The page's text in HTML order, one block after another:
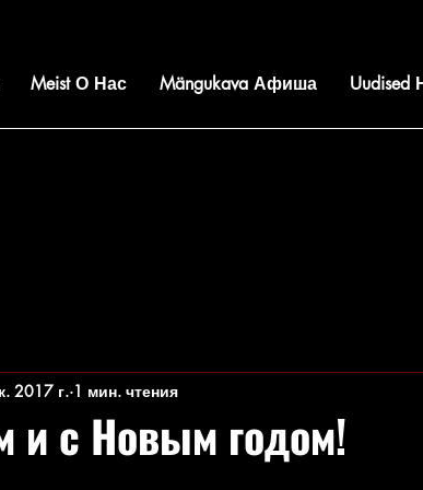
Meist О Нас Mängukava Афиша Uudised
и с Новым годом!
2017 г. 1 мин. чтения